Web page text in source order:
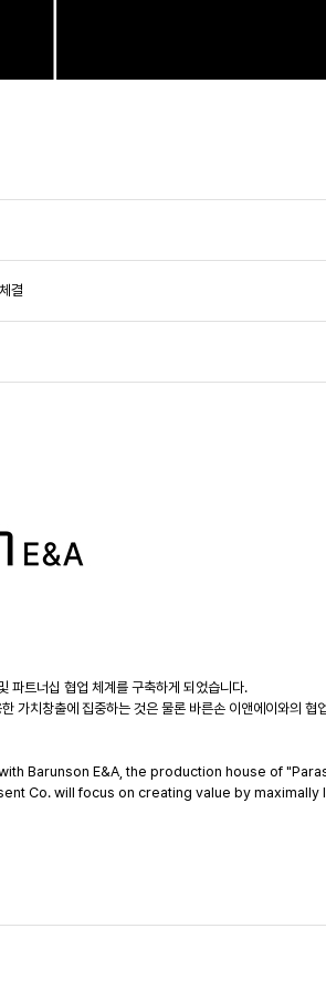
결
파트너십 협업 체계를 구축하게 되었습니다.
가치창출에 집중하는 것은 물론 바른손 이앤에이와의
Barunson E&A, the production house of
Co. will focus on creating value by